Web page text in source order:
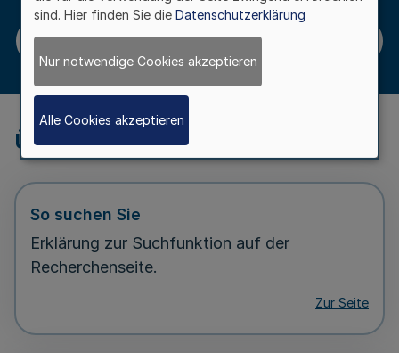
Zur Seite
Über diese Seite
So suchen Sie
Erklärung zur Suchfunktion auf der
Recherchenseite.
Zur Seite
sind. Hier finden Sie die Datenschutzerklärung
Nur notwendige Cookies akzeptieren
Alle Cookies akzeptieren